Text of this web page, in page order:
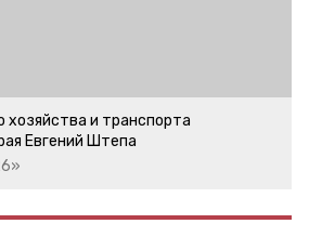
хозяйства и транспорта
Евгений Штепа